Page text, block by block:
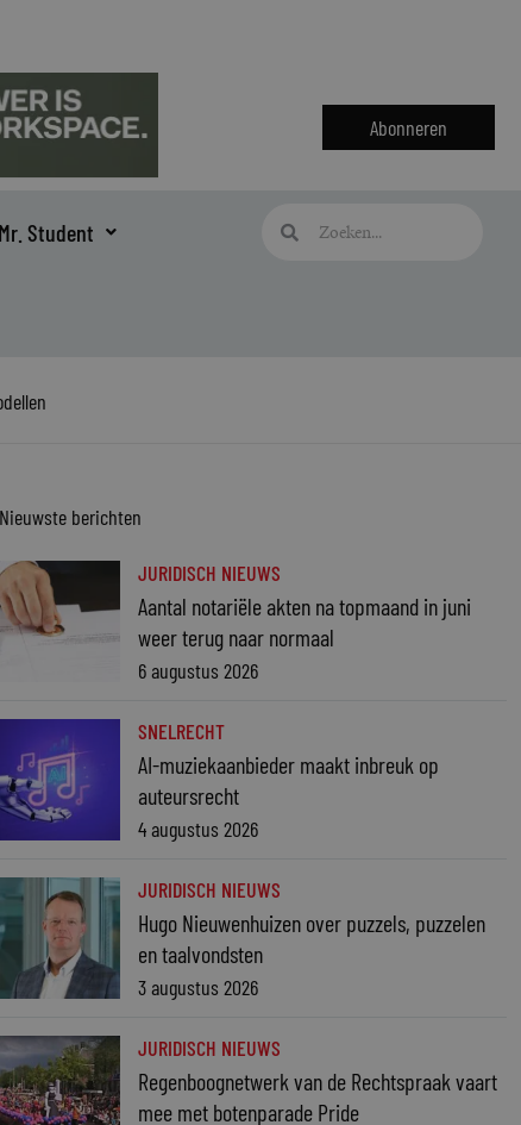
Abonneren
Mr. Student Zoeken
Nieuwste berichten
JURIDISCH NIEUWS
Aantal notariële akten na topmaand in juni
weer terug naar normaal
6 augustus 2026
SNELRECHT
AI-muziekaanbieder maakt inbreuk op
auteursrecht
4 augustus 2026
JURIDISCH NIEUWS
Hugo Nieuwenhuizen over puzzels, puzzelen
en taalvondsten
3 augustus 2026
JURIDISCH NIEUWS
Regenboognetwerk van de Rechtspraak vaart
mee met botenparade Pride